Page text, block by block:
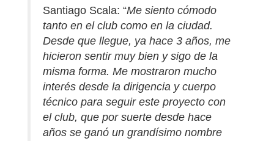
Santiago Scala: “Me siento cómodo
tanto en el club como en la ciudad.
Desde que llegue, ya hace 3 años, me
hicieron sentir muy bien y sigo de la
misma forma. Me mostraron mucho
interés desde la dirigencia y cuerpo
técnico para seguir este proyecto con
el club, que por suerte desde hace
años se ganó un grandísimo nombre